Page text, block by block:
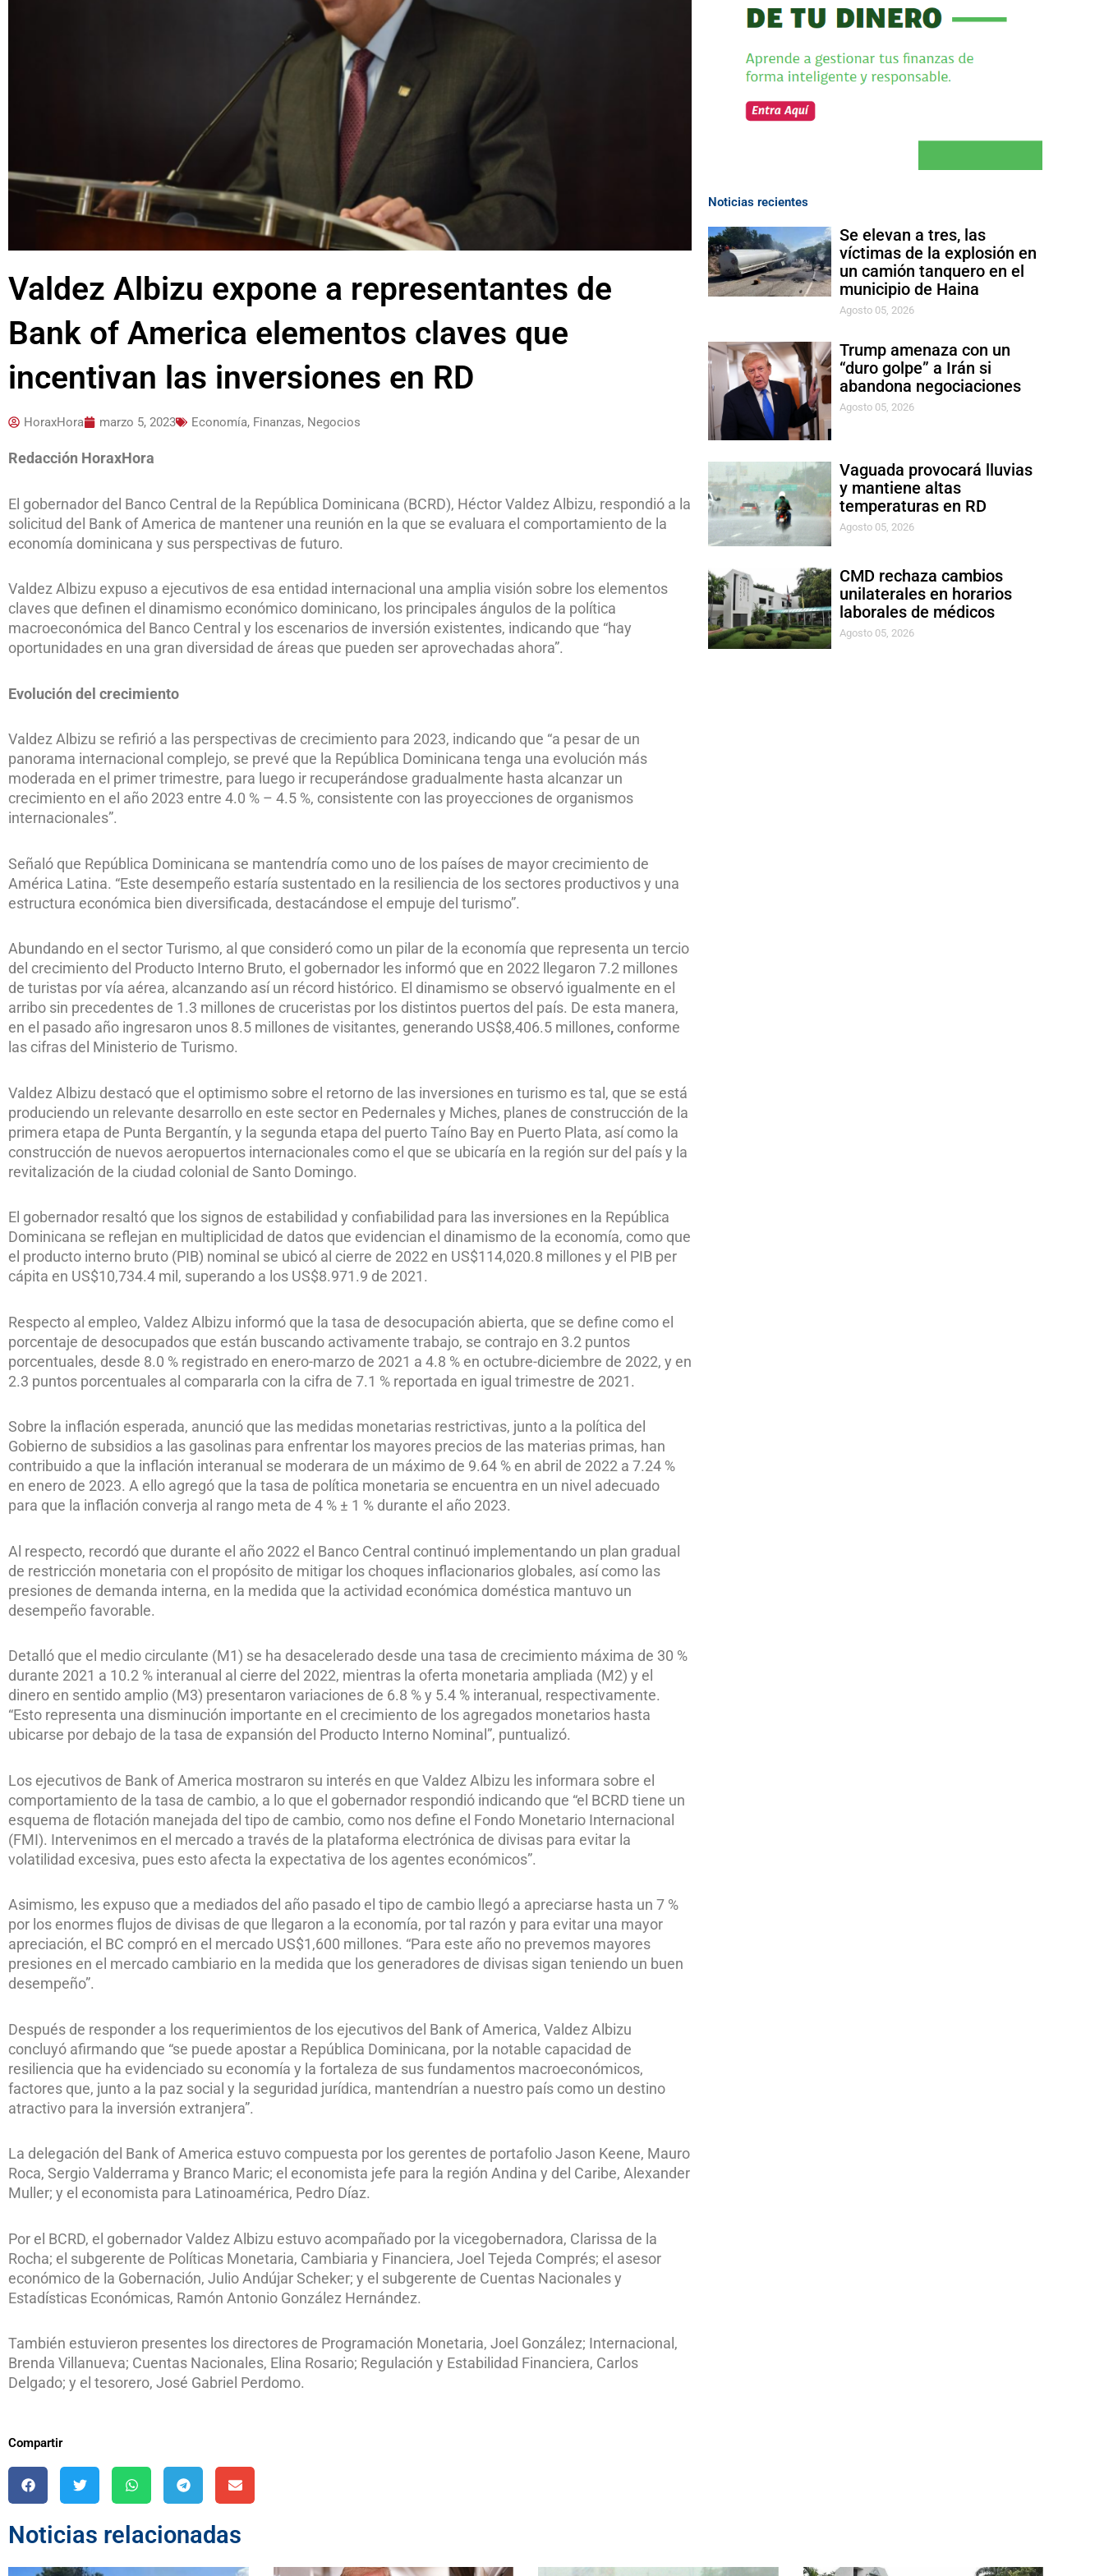
Valdez Albizu expone a representantes de
Bank of America elementos claves que
incentivan las inversiones en RD
HoraxHora marzo 5, 2023 Economía, Finanzas, Negocios
Redacción HoraxHora
El gobernador del Banco Central de la República Dominicana (BCRD), Héctor Valdez Albizu, respondió a la
solicitud del Bank of America de mantener una reunión en la que se evaluara el comportamiento de la
economía dominicana y sus perspectivas de futuro.
Valdez Albizu expuso a ejecutivos de esa entidad internacional una amplia visión sobre los elementos
claves que definen el dinamismo económico dominicano, los principales ángulos de la política
macroeconómica del Banco Central y los escenarios de inversión existentes, indicando que “hay
oportunidades en una gran diversidad de áreas que pueden ser aprovechadas ahora”.
Evolución del crecimiento
Valdez Albizu se refirió a las perspectivas de crecimiento para 2023, indicando que “a pesar de un
panorama internacional complejo, se prevé que la República Dominicana tenga una evolución más
moderada en el primer trimestre, para luego ir recuperándose gradualmente hasta alcanzar un
crecimiento en el año 2023 entre 4.0 % – 4.5 %, consistente con las proyecciones de organismos
internacionales”.
Señaló que República Dominicana se mantendría como uno de los países de mayor crecimiento de
América Latina. “Este desempeño estaría sustentado en la resiliencia de los sectores productivos y una
estructura económica bien diversificada, destacándose el empuje del turismo”.
Abundando en el sector Turismo, al que consideró como un pilar de la economía que representa un tercio
del crecimiento del Producto Interno Bruto, el gobernador les informó que en 2022 llegaron 7.2 millones
de turistas por vía aérea, alcanzando así un récord histórico. El dinamismo se observó igualmente en el
arribo sin precedentes de 1.3 millones de cruceristas por los distintos puertos del país. De esta manera,
en el pasado año ingresaron unos 8.5 millones de visitantes, generando US$8,406.5 millones, conforme
las cifras del Ministerio de Turismo.
Valdez Albizu destacó que el optimismo sobre el retorno de las inversiones en turismo es tal, que se está
produciendo un relevante desarrollo en este sector en Pedernales y Miches, planes de construcción de la
primera etapa de Punta Bergantín, y la segunda etapa del puerto Taíno Bay en Puerto Plata, así como la
construcción de nuevos aeropuertos internacionales como el que se ubicaría en la región sur del país y la
revitalización de la ciudad colonial de Santo Domingo.
El gobernador resaltó que los signos de estabilidad y confiabilidad para las inversiones en la República
Dominicana se reflejan en multiplicidad de datos que evidencian el dinamismo de la economía, como que
el producto interno bruto (PIB) nominal se ubicó al cierre de 2022 en US$114,020.8 millones y el PIB per
cápita en US$10,734.4 mil, superando a los US$8.971.9 de 2021.
Respecto al empleo, Valdez Albizu informó que la tasa de desocupación abierta, que se define como el
porcentaje de desocupados que están buscando activamente trabajo, se contrajo en 3.2 puntos
porcentuales, desde 8.0 % registrado en enero-marzo de 2021 a 4.8 % en octubre-diciembre de 2022, y en
2.3 puntos porcentuales al compararla con la cifra de 7.1 % reportada en igual trimestre de 2021.
Sobre la inflación esperada, anunció que las medidas monetarias restrictivas, junto a la política del
Gobierno de subsidios a las gasolinas para enfrentar los mayores precios de las materias primas, han
contribuido a que la inflación interanual se moderara de un máximo de 9.64 % en abril de 2022 a 7.24 %
en enero de 2023. A ello agregó que la tasa de política monetaria se encuentra en un nivel adecuado
para que la inflación converja al rango meta de 4 % ± 1 % durante el año 2023.
Al respecto, recordó que durante el año 2022 el Banco Central continuó implementando un plan gradual
de restricción monetaria con el propósito de mitigar los choques inflacionarios globales, así como las
presiones de demanda interna, en la medida que la actividad económica doméstica mantuvo un
desempeño favorable.
Detalló que el medio circulante (M1) se ha desacelerado desde una tasa de crecimiento máxima de 30 %
durante 2021 a 10.2 % interanual al cierre del 2022, mientras la oferta monetaria ampliada (M2) y el
dinero en sentido amplio (M3) presentaron variaciones de 6.8 % y 5.4 % interanual, respectivamente.
“Esto representa una disminución importante en el crecimiento de los agregados monetarios hasta
ubicarse por debajo de la tasa de expansión del Producto Interno Nominal”, puntualizó.
Los ejecutivos de Bank of America mostraron su interés en que Valdez Albizu les informara sobre el
comportamiento de la tasa de cambio, a lo que el gobernador respondió indicando que “el BCRD tiene un
esquema de flotación manejada del tipo de cambio, como nos define el Fondo Monetario Internacional
(FMI). Intervenimos en el mercado a través de la plataforma electrónica de divisas para evitar la
volatilidad excesiva, pues esto afecta la expectativa de los agentes económicos”.
Asimismo, les expuso que a mediados del año pasado el tipo de cambio llegó a apreciarse hasta un 7 %
por los enormes flujos de divisas de que llegaron a la economía, por tal razón y para evitar una mayor
apreciación, el BC compró en el mercado US$1,600 millones. “Para este año no prevemos mayores
presiones en el mercado cambiario en la medida que los generadores de divisas sigan teniendo un buen
desempeño”.
Después de responder a los requerimientos de los ejecutivos del Bank of America, Valdez Albizu
concluyó afirmando que “se puede apostar a República Dominicana, por la notable capacidad de
resiliencia que ha evidenciado su economía y la fortaleza de sus fundamentos macroeconómicos,
factores que, junto a la paz social y la seguridad jurídica, mantendrían a nuestro país como un destino
atractivo para la inversión extranjera”.
La delegación del Bank of America estuvo compuesta por los gerentes de portafolio Jason Keene, Mauro
Roca, Sergio Valderrama y Branco Maric; el economista jefe para la región Andina y del Caribe, Alexander
Muller; y el economista para Latinoamérica, Pedro Díaz.
Por el BCRD, el gobernador Valdez Albizu estuvo acompañado por la vicegobernadora, Clarissa de la
Rocha; el subgerente de Políticas Monetaria, Cambiaria y Financiera, Joel Tejeda Comprés; el asesor
económico de la Gobernación, Julio Andújar Scheker; y el subgerente de Cuentas Nacionales y
Estadísticas Económicas, Ramón Antonio González Hernández.
También estuvieron presentes los directores de Programación Monetaria, Joel González; Internacional,
Brenda Villanueva; Cuentas Nacionales, Elina Rosario; Regulación y Estabilidad Financiera, Carlos
Delgado; y el tesorero, José Gabriel Perdomo.
Compartir
Noticias recientes
Se elevan a tres, las
víctimas de la explosión en
un camión tanquero en el
municipio de Haina
Agosto 05, 2026
Trump amenaza con un
“duro golpe” a Irán si
abandona negociaciones
Agosto 05, 2026
Vaguada provocará lluvias
y mantiene altas
temperaturas en RD
Agosto 05, 2026
CMD rechaza cambios
unilaterales en horarios
laborales de médicos
Agosto 05, 2026
Noticias relacionadas